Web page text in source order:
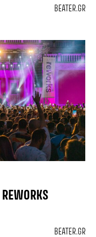
BEATER.GR
BEATER.GR